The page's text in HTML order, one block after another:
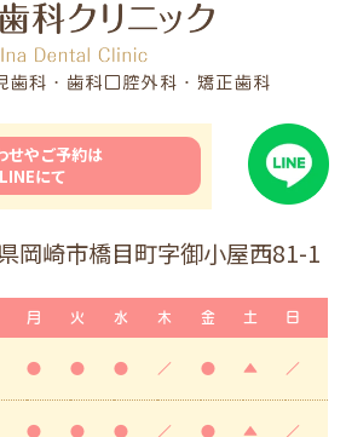
せやご予約は
にて
岡崎市橋目町字御小屋西81-1
月 火 水 木 金 土 日
● ● ● ／ ● ▲ ／
● ● ● ／ ● ▲ ／